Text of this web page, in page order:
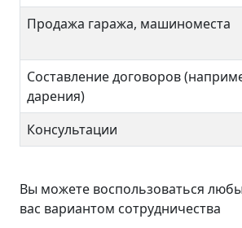
Продажа гаража, машиноместа
Составление договоров
дарения)
Консультации
Вы можете воспользоваться
вас вариантом сотрудничества